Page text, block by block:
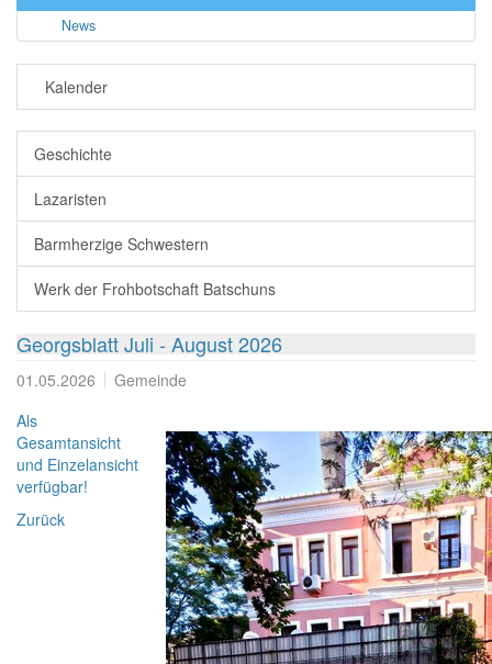
News
Kalender
Geschichte
Lazaristen
Barmherzige Schwestern
Werk der Frohbotschaft Batschuns
Georgsblatt Juli - August 2026
01.05.2026
Gemeinde
Als
Gesamtansicht
und Einzelansicht
verfügbar!
Zurück